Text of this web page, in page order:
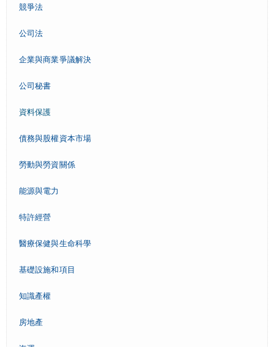
競爭法
公司法
企業與商業爭議解決
公司秘書
資料保護
債務與股權資本市場
勞動與勞資關係
能源與電力
特許經營
醫療保健與生命科學
基礎設施和項目
知識產權
房地產